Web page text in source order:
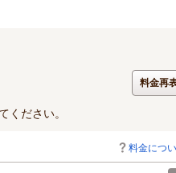
料金再
ください。
料金につ